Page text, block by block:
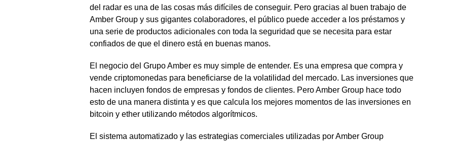
del radar es una de las cosas más difíciles de conseguir. Pero gracias al buen trabajo de
Amber Group y sus gigantes colaboradores, el público puede acceder a los préstamos y
una serie de productos adicionales con toda la seguridad que se necesita para estar
confiados de que el dinero está en buenas manos.
El negocio del Grupo Amber es muy simple de entender. Es una empresa que compra y
vende criptomonedas para beneficiarse de la volatilidad del mercado. Las inversiones que
hacen incluyen fondos de empresas y fondos de clientes. Pero Amber Group hace todo
esto de una manera distinta y es que calcula los mejores momentos de las inversiones en
bitcoin y ether utilizando métodos algorítmicos.
El sistema automatizado y las estrategias comerciales utilizadas por Amber Group